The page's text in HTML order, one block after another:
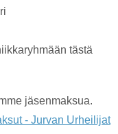
tästä
jäsenmaksua.
- Jurvan Urheilijat